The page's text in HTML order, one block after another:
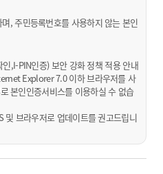
, 주민등록번호를 사용하지 않는 본인
,I-PIN인증) 보안 강화 정책 적용 안내
Explorer 7.0 이하 브라우저를 사
본인인증서비스를 이용하실 수 없습
및 브라우저로 업데이트를 권고드립니